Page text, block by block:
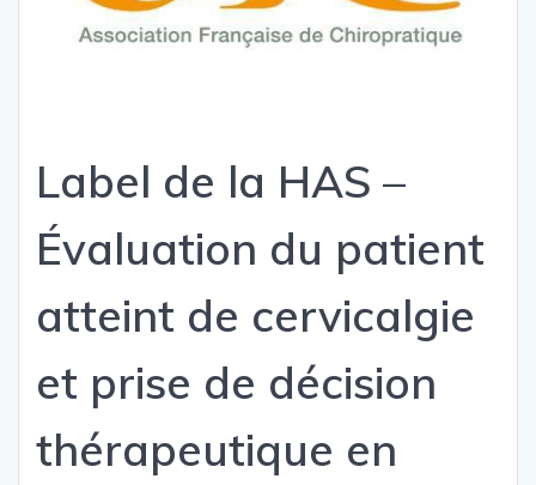
Label de la HAS –
Évaluation du patient
atteint de cervicalgie
et prise de décision
thérapeutique en